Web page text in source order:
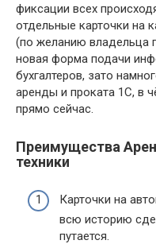
фиксации всех
отдельные карточки на
(по желанию владельца
новая форма подачи
бухгалтеров, зато
аренды и проката 1С, в
прямо сейчас.
Преимущества
техники
Карточки на
всю историю
путается.